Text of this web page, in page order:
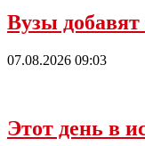
Вузы
07.08.2026 09:03
Этот день в